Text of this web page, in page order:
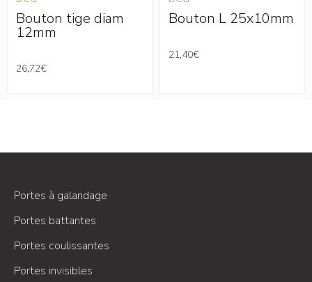
tige diam
€
Bouton L 25x10mm
21,40€
Portes à galandage
Portes battantes
Portes coulissantes
Portes invisibles